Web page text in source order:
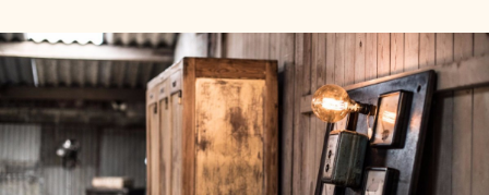
Your content goes here. Edit or remove this text inline
or in the module Content settings. You can also style
every aspect of this content in the module Design